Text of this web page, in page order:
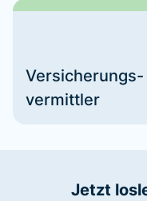
Versicherungs-
vermittler
Jetzt